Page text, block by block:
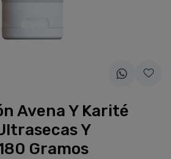
Avena Y Karité
Y
Gramos